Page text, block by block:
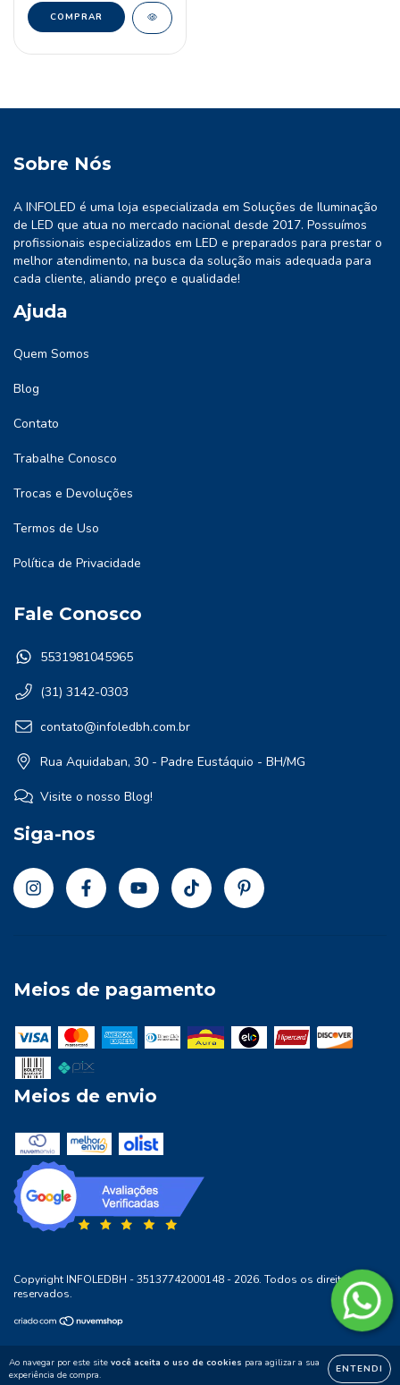
Ao navegar por este site você aceita o uso de cookies para agilizar a sua
experiência de compra.
ENTENDI
Sobre Nós
A INFOLED é uma loja especializada em Soluções de Iluminação
de LED que atua no mercado nacional desde 2017. Possuímos
profissionais especializados em LED e preparados para prestar o
melhor atendimento, na busca da solução mais adequada para
cada cliente, aliando preço e qualidade!
Ajuda
Quem Somos
Blog
Contato
Trabalhe Conosco
Trocas e Devoluções
Termos de Uso
Política de Privacidade
Fale Conosco
5531981045965
(31) 3142-0303
contato@infoledbh.com.br
Rua Aquidaban, 30 - Padre Eustáquio - BH/MG
Visite o nosso Blog!
Siga-nos
Meios de pagamento
Meios de envio
Copyright INFOLEDBH - 35137742000148 - 2026. Todos os direitos
reservados.